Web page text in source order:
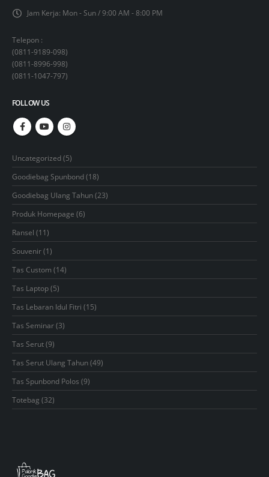
Jam Kerja: Mon - Sun / 9:00 AM - 8:00 PM
Telepon :
(0811-9189-098)
(0811-8996-998)
(0811-1047-797)
FOLLOW US
Uncategorized 55
products
Goodiebag Spunbond 1818
products
Goodiebag Ulang Tahun 2323
products
Produk Homepage 66
products
Ransel 1111
products
Souvenir 11
product
Tas Custom 1414
products
Tas Laptop 55
products
Tas Lebaran Idul Fitri 1515
products
Tas Seminar 33
products
Tas Serut 99
products
Tas Serut Ulang Tahun 4949
products
Tas Spunbond Polos 99
products
Totebag 3232
products